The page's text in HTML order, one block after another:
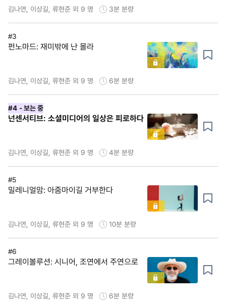
김나연, 이상길, 류현준 외 9 명 3분 분량
#3
펀노마드: 재미밖에 난 몰라
김나연, 이상길, 류현준 외 9 명 6분 분량
#4 - 보는 중
넌센서티브: 소셜미디어의 일상은 피로하다
김나연, 이상길, 류현준 외 9 명 4분 분량
#5
밀레니얼맘: 아줌마이길 거부한다
김나연, 이상길, 류현준 외 9 명 10분 분량
#6
그레이볼루션: 시니어, 조연에서 주연으로
김나연, 이상길, 류현준 외 9 명 6분 분량